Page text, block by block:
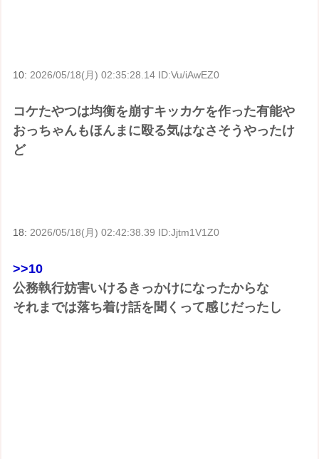
10: 2026/05/18(月) 02:35:28.14 ID:Vu/iAwEZ0
コケたやつは均衡を崩すキッカケを作った有能や
おっちゃんもほんまに殴る気はなさそうやったけ
ど
18: 2026/05/18(月) 02:42:38.39 ID:Jjtm1V1Z0
>>10
公務執行妨害いけるきっかけになったからな
それまでは落ち着け話を聞くって感じだったし